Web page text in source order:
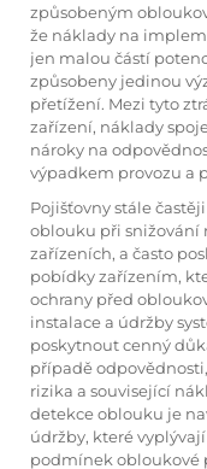
způsobeným
že náklady na
jen malou částí
způsobeny jedinou
přetížení. Mezi tyto
zařízení, náklady
nároky na
výpadkem provozu a
Pojišťovny stále
oblouku při snižování
zařízeních, a často
pobídky zařízením,
ochrany před
instalace a údržby
poskytnout cenný
případě
rizika a související
detekce oblouku je
údržby, které
podmínek obloukové